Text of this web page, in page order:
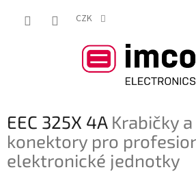
CZK
EEC 325X 4A Krabičky
konektory pro
elektronické jednotky